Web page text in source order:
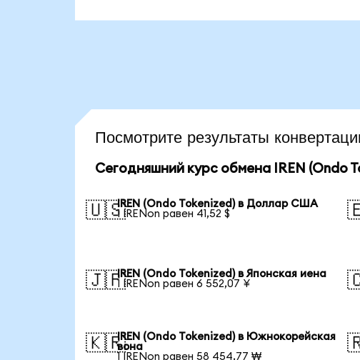
Посмотрите результаты
Сегодняшний курс обмена IREN (Ondo
🇺🇸IREN (Ondo Tokenized) в Доллар США
1 IRENon равен 41,52 $
🇯🇵IREN (Ondo Tokenized) в Японская иена
1 IRENon равен 6 552,07 ¥
🇰🇷IREN (Ondo Tokenized) в Южнокорейская
вона
1 IRENon равен 58 454,77 ₩